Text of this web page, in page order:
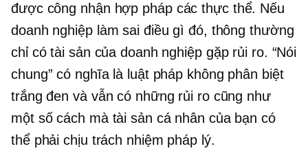
được công nhận hợp phápcác thực thể. Nếu
doanh nghiệp làm sai điều gì đó, thông thường
chỉ có tài sản của doanh nghiệp gặp rủi ro. “Nói
chung” có nghĩa là luật pháp không phân biệt
trắng đen và vẫn có những rủi ro cũng như
một số cách mà tài sản cá nhân của bạn có
thể phải chịu trách nhiệm pháp lý.